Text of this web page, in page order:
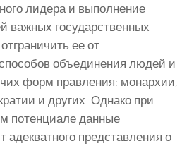
лидера и выполнение
важных государственных
ее от
объединения людей и
форм правления: монархии,
и других. Однако при
потенциале данные
адекватного представления о